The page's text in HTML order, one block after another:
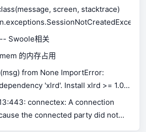
screen, stacktrace)
Swoole相关
的内存占用
from None ImportError:
'xlrd'. Install xlrd >= 1.0.0
pip or conda to install xlrd.
connectex: A connection
the connected party did not